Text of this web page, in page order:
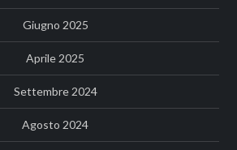
Giugno 2025
Aprile 2025
Settembre 2024
Agosto 2024